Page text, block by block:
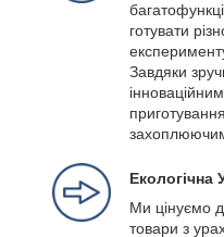
готувати
Завдяки
Екологічна
Ми цінуємо
товари з